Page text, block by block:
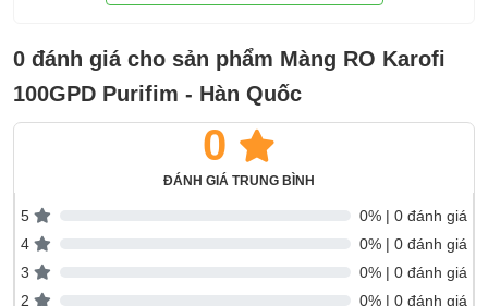
0 đánh giá cho sản phẩm Màng RO Karofi
100GPD Purifim - Hàn Quốc
0
ĐÁNH GIÁ TRUNG BÌNH
5
0% | 0 đánh giá
4
0% | 0 đánh giá
3
0% | 0 đánh giá
2
0% | 0 đánh giá
Kích thước:
Trọng lượng:
Bảo hành: